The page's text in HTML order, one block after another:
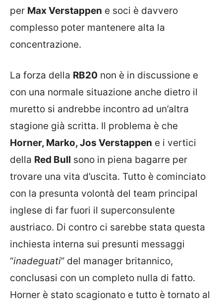
per Max Verstappen e soci è davvero
complesso poter mantenere alta la
concentrazione.
La forza della RB20 non è in discussione e
con una normale situazione anche dietro il
muretto si andrebbe incontro ad un’altra
stagione già scritta. Il problema è che
Horner, Marko, Jos Verstappen e i vertici
della Red Bull sono in piena bagarre per
trovare una vita d’uscita. Tutto è cominciato
con la presunta volontà del team principal
inglese di far fuori il superconsulente
austriaco. Di contro ci sarebbe stata questa
inchiesta interna sui presunti messaggi
“inadeguati” del manager britannico,
conclusasi con un completo nulla di fatto.
Horner è stato scagionato e tutto è tornato al